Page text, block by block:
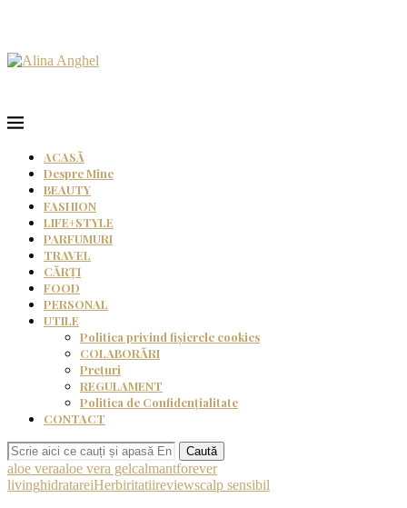
ACASĂ
Despre Mine
BEAUTY
FASHION
LIFE+STYLE
PARFUMURI
TRAVEL
CĂRȚI
FOOD
PERSONAL
UTILE
Politica privind fișierele cookies
COLABORĂRI
Prețuri
REGULAMENT
Politica de Confidențialitate
CONTACT
Caută
aloe veraaloe vera gelcalmantforever
livinghidratareiHerbiritatiireviewscalp sensibil